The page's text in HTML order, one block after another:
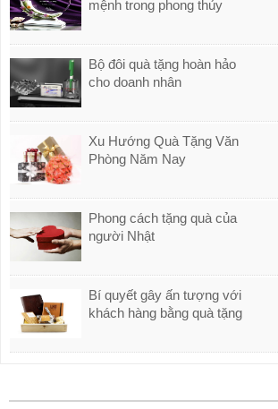
mệnh trong phong thủy
Bộ đôi quà tặng hoàn hảo
cho doanh nhân
Xu Hướng Quà Tặng Văn
Phòng Năm Nay
Phong cách tặng quà của
người Nhật
Bí quyết gây ấn tượng với
khách hàng bằng quà tặng